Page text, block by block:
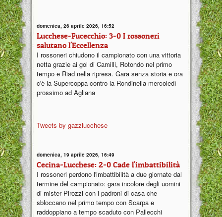
domenica, 26 aprile 2026, 16:52
Lucchese-Fucecchio: 3-0 I rossoneri
salutano l'Eccellenza
I rossoneri chiudono il campionato con una vittoria
netta grazie ai gol di Camilli, Rotondo nel primo
tempo e Riad nella ripresa. Gara senza storia e ora
c'è la Supercoppa contro la Rondinella mercoledì
prossimo ad Agliana
Tweets by gazzlucchese
domenica, 19 aprile 2026, 16:49
Cecina-Lucchese: 2-0 Cade l'imbattibilità
I rossoneri perdono l'imbattibilità a due giornate dal
termine del campionato: gara incolore degli uomini
di mister Pirozzi con i padroni di casa che
sbloccano nel primo tempo con Scarpa e
raddoppiano a tempo scaduto con Pallecchi